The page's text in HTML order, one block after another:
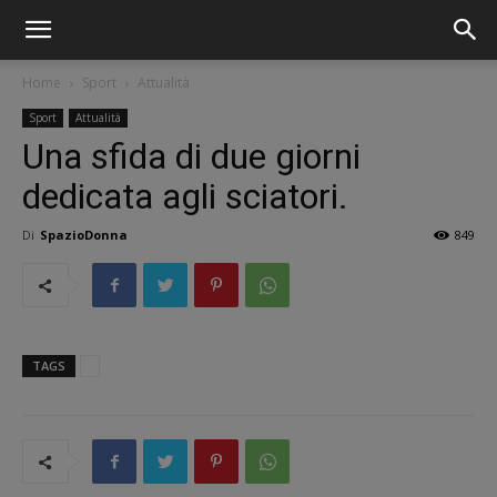
Home Sport Attualità
Sport Attualità
Una sfida di due giorni
dedicata agli sciatori.
Di SpazioDonna 849
TAGS